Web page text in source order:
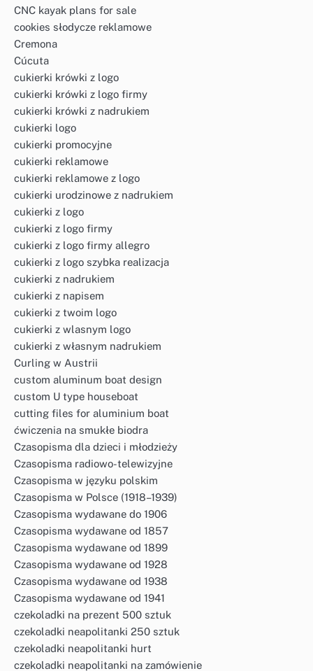
CNC kayak plans for sale
cookies słodycze reklamowe
Cremona
Cúcuta
cukierki krówki z logo
cukierki krówki z logo firmy
cukierki krówki z nadrukiem
cukierki logo
cukierki promocyjne
cukierki reklamowe
cukierki reklamowe z logo
cukierki urodzinowe z nadrukiem
cukierki z logo
cukierki z logo firmy
cukierki z logo firmy allegro
cukierki z logo szybka realizacja
cukierki z nadrukiem
cukierki z napisem
cukierki z twoim logo
cukierki z wlasnym logo
cukierki z własnym nadrukiem
Curling w Austrii
custom aluminum boat design
custom U type houseboat
cutting files for aluminium boat
ćwiczenia na smukłe biodra
Czasopisma dla dzieci i młodzieży
Czasopisma radiowo-telewizyjne
Czasopisma w języku polskim
Czasopisma w Polsce (1918–1939)
Czasopisma wydawane do 1906
Czasopisma wydawane od 1857
Czasopisma wydawane od 1899
Czasopisma wydawane od 1928
Czasopisma wydawane od 1938
Czasopisma wydawane od 1941
czekoladki na prezent 500 sztuk
czekoladki neapolitanki 250 sztuk
czekoladki neapolitanki hurt
czekoladki neapolitanki na zamówienie